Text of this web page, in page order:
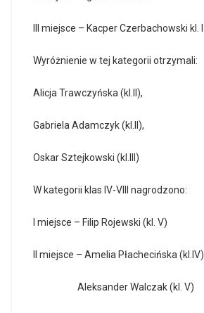
III miejsce – Kacper Czerbachowski kl. I
Wyróżnienie w tej kategorii otrzymali:
Alicja Trawczyńska (kl.II),
Gabriela Adamczyk (kl.II),
Oskar Sztejkowski (kl.III)
W kategorii klas IV-VIII nagrodzono:
I miejsce – Filip Rojewski (kl. V)
II miejsce – Amelia Płachecińska (kl.IV)
Aleksander Walczak (kl. V)